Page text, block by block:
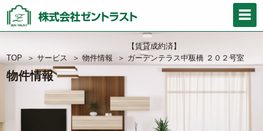
TOP ＞ サービス ＞ 物件情報 ＞
【賃貸成約済】
ガーデンテラス中板橋 ２０２号室
物件情報